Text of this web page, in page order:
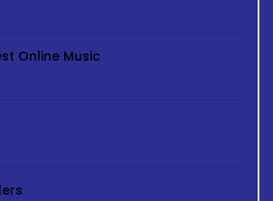
Online Music